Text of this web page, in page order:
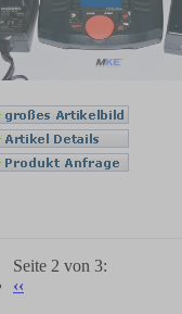
Seite 2 von 3:
‹‹